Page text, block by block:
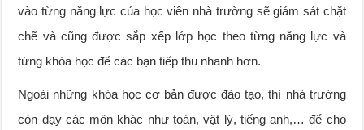
vào từng năng lực của học viên nhà trường sẽ giám sát chặt
chẽ và cũng được sắp xếp lớp học theo từng năng lực và
từng khóa học để các bạn tiếp thu nhanh hơn.
Ngoài những khóa học cơ bản được đào tạo, thì nhà trường
còn dạy các môn khác như toán, vật lý, tiếng anh,… để cho